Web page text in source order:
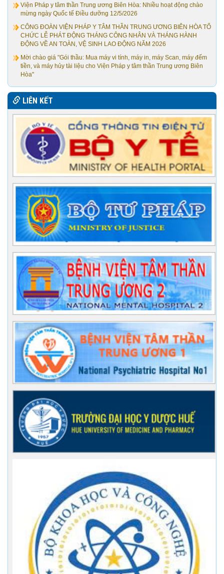
Viện Pháp y tâm thần Trung ương Biên Hòa: Nhiều hoạt động chào
mừng ngày Quốc tế Điều dưỡng 12/5/2026
CÔNG ĐOÀN VIỆN PHÁP Y TÂM THẦN TRUNG ƯƠNG BIÊN HÒA TỔ
CHỨC LỄ PHÁT ĐỘNG THÁNG CÔNG NHÂN VÀ THÁNG HÀNH
ĐỘNG VỀ AN TOÀN, VỆ SINH LAO ĐỘNG NĂM 2026
Mời chào giá "Gói thầu: Mua máy vi tính, máy in, máy Scan, máy đếm
tiền, và máy hủy tài liệu cho Viện Pháp y tâm thần Trung ương Biên
Hòa"
LIÊN KẾT